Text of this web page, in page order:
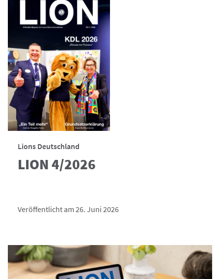
Lions Deutschland
LION 4/2026
Veröffentlicht am 26. Juni 2026